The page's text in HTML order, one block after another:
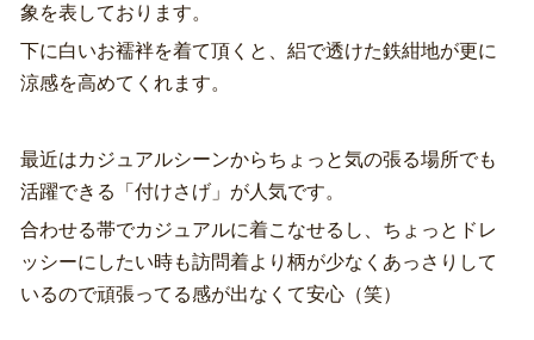
象を表しております。
下に白いお襦袢を着て頂くと、絽で透けた鉄紺地が更に
涼感を高めてくれます。
最近はカジュアルシーンからちょっと気の張る場所でも
活躍できる「付けさげ」が人気です。
合わせる帯でカジュアルに着こなせるし、ちょっとドレ
ッシーにしたい時も訪問着より柄が少なくあっさりして
いるので頑張ってる感が出なくて安心（笑）